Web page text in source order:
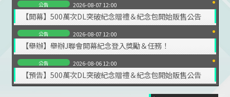
公告 2026-08-07 12:00
【開幕】500萬次DL突破紀念贈禮＆紀念包開始販售公告
公告 2026-08-07 12:00
【舉辦】舉辦J聯會開幕紀念登入獎勵＆任務！
公告 2026-08-06 12:00
【預告】500萬次DL突破紀念贈禮＆紀念包開始販售公告